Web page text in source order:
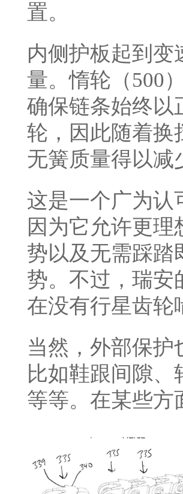
置。
内侧护板起到
量。惰轮（500
确保链条始终以
轮，因此随着换
无簧质量得以减
这是一个广为认
因为它允许更
势以及无需踩踏
势。不过，瑞安
在没有行星齿轮
当然，外部保
比如鞋跟间隙
等等。在某些方